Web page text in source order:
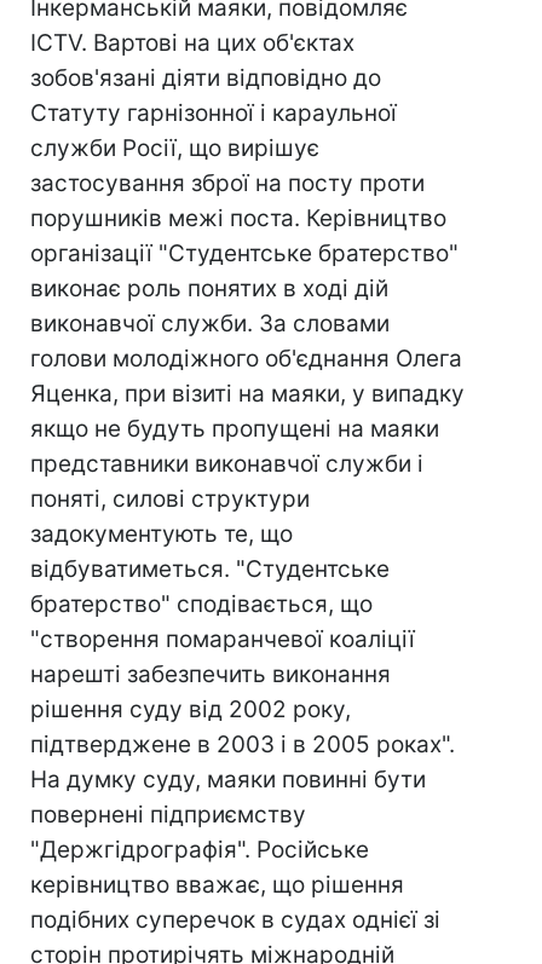
Інкерманській маяки, повідомляє
ICTV. Вартові на цих об'єктах
зобов'язані діяти відповідно до
Статуту гарнізонної і караульної
служби Росії, що вирішує
застосування зброї на посту проти
порушників межі поста. Керівництво
організації "Студентське братерство"
виконає роль понятих в ході дій
виконавчої служби. За словами
голови молодіжного об'єднання Олега
Яценка, при візиті на маяки, у випадку
якщо не будуть пропущені на маяки
представники виконавчої служби і
поняті, силові структури
задокументують те, що
відбуватиметься. "Студентське
братерство" сподівається, що
"створення помаранчевої коаліції
нарешті забезпечить виконання
рішення суду від 2002 року,
підтверджене в 2003 і в 2005 роках".
На думку суду, маяки повинні бути
повернені підприємству
"Держгідрографія". Російське
керівництво вважає, що рішення
подібних суперечок в судах однієї зі
сторін протирічять міжнародній